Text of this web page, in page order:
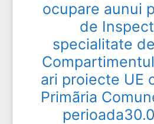
ocupare aunui
de
specialitate
ari proiecte UE
Primãria